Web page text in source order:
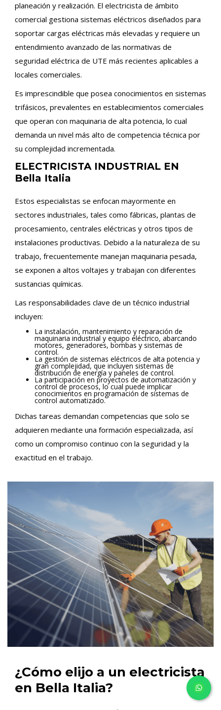
planeación y realización. El electricista de ámbito
comercial gestiona sistemas eléctricos diseñados para
soportar cargas eléctricas más elevadas y requiere un
entendimiento avanzado de las normativas de
seguridad eléctrica de UTE más recientes aplicables a
locales comerciales.
Es imprescindible que posea conocimientos en sistemas
trifásicos, prevalentes en establecimientos comerciales
que operan con maquinaria de alta potencia, lo cual
demanda un nivel más alto de competencia técnica por
su complejidad incrementada.
ELECTRICISTA INDUSTRIAL EN
Bella Italia
Estos especialistas se enfocan mayormente en
sectores industriales, tales como fábricas, plantas de
procesamiento, centrales eléctricas y otros tipos de
instalaciones productivas. Debido a la naturaleza de su
trabajo, frecuentemente manejan maquinaria pesada,
se exponen a altos voltajes y trabajan con diferentes
sustancias químicas.
Las responsabilidades clave de un técnico industrial
incluyen:
La instalación, mantenimiento y reparación de
maquinaria industrial y equipo eléctrico, abarcando
motores, generadores, bombas y sistemas de
control.
La gestión de sistemas eléctricos de alta potencia y
gran complejidad, que incluyen sistemas de
distribución de energía y paneles de control.
La participación en proyectos de automatización y
control de procesos, lo cual puede implicar
conocimientos en programación de sistemas de
control automatizado.
Dichas tareas demandan competencias que solo se
adquieren mediante una formación especializada, así
como un compromiso continuo con la seguridad y la
exactitud en el trabajo.
¿Cómo elijo a un electricista
en Bella Italia?